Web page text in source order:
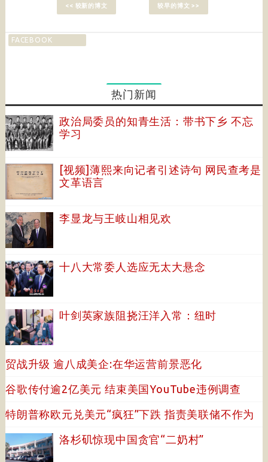
<< 较新的博文 较早的博文 >>
FACEBOOK
热门新闻
政治局委员的知青生活：带书下乡 不忘
学习
[视频]薄熙来向记者引述诗句 网民查考是
文革语言
李显龙与王岐山相见欢
十八大常委人选应无太大悬念
叶剑英家族阻挠汪洋入常：纽时
贸战升级 逾八成美企:在华运营前景恶化
谷歌传付逾2亿美元 结束美国YouTube违例调查
特朗普称欧元兑美元“疯狂”下跌 指责美联储不作为
洛杉矶惊现中国贪官“二奶村”